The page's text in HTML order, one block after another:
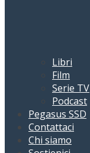
Libri
Film
Serie TV
Podcast
Pegasus SSD
Contattaci
Chi siamo